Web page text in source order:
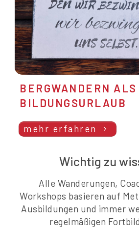
BERGWANDERN ALS
BILDUNGSURLAUB
mehr erfahren
Wichtig zu
Alle Wanderungen,
Workshops basieren auf
Ausbildungen und immer
regelmäßigen